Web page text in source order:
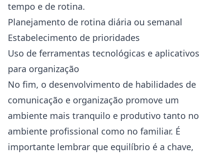
tempo e de rotina.
Planejamento de rotina diária ou semanal
Estabelecimento de prioridades
Uso de ferramentas tecnológicas e aplicativos
para organização
No fim, o desenvolvimento de habilidades de
comunicação e organização promove um
ambiente mais tranquilo e produtivo tanto no
ambiente profissional como no familiar. É
importante lembrar que equilíbrio é a chave,